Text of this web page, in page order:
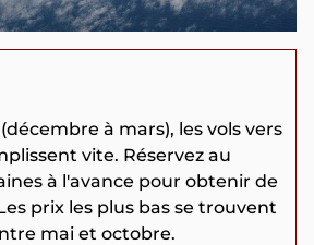
à mars), les vols vers
vite. Réservez au
à l'avance pour obtenir de
prix les plus bas se trouvent
mai et octobre.